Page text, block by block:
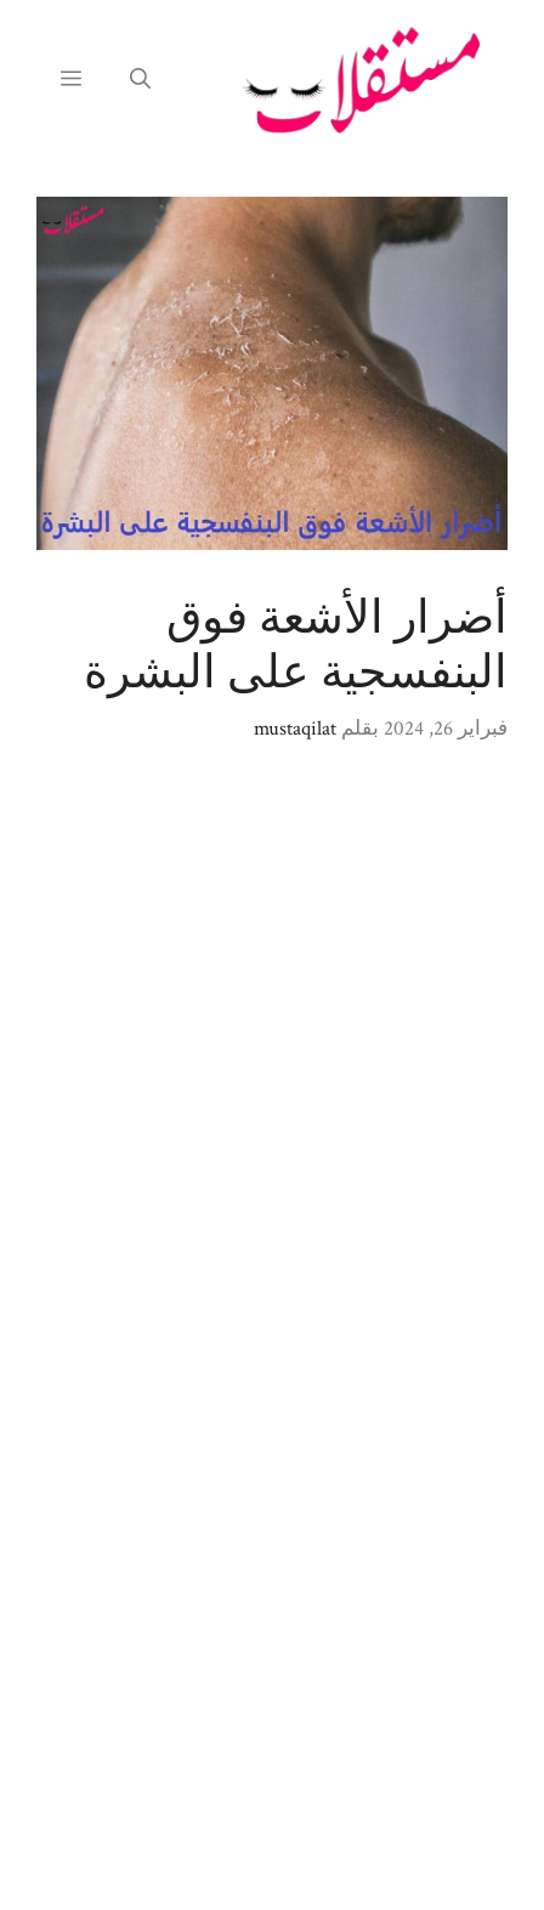
القائمة
أضرار الأشعة فوق
البنفسجية على البشرة
فبراير 26, 2024 بقلم mustaqilat